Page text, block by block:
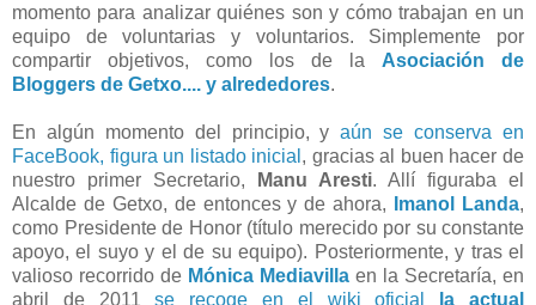
momento para analizar quiénes son y cómo trabajan en un
equipo de voluntarias y voluntarios. Simplemente por
compartir objetivos, como los de la Asociación de
Bloggers de Getxo.... y alrededores.
En algún momento del principio, yaún se conserva en
FaceBook, figura un listado inicial , gracias al buen hacer de
nuestro primer Secretario,
Manu Aresti. Allí figuraba el
Alcalde de Getxo, de entonces y de ahora,
Imanol Landa,
como Presidente de Honor (título merecido por su constante
apoyo, el suyo y el de su equipo). Posteriormente, y tras el
valioso recorrido de Mónica Mediavilla en la Secretaría, en
abril de 2011se recoge en el wiki oficial
la actual